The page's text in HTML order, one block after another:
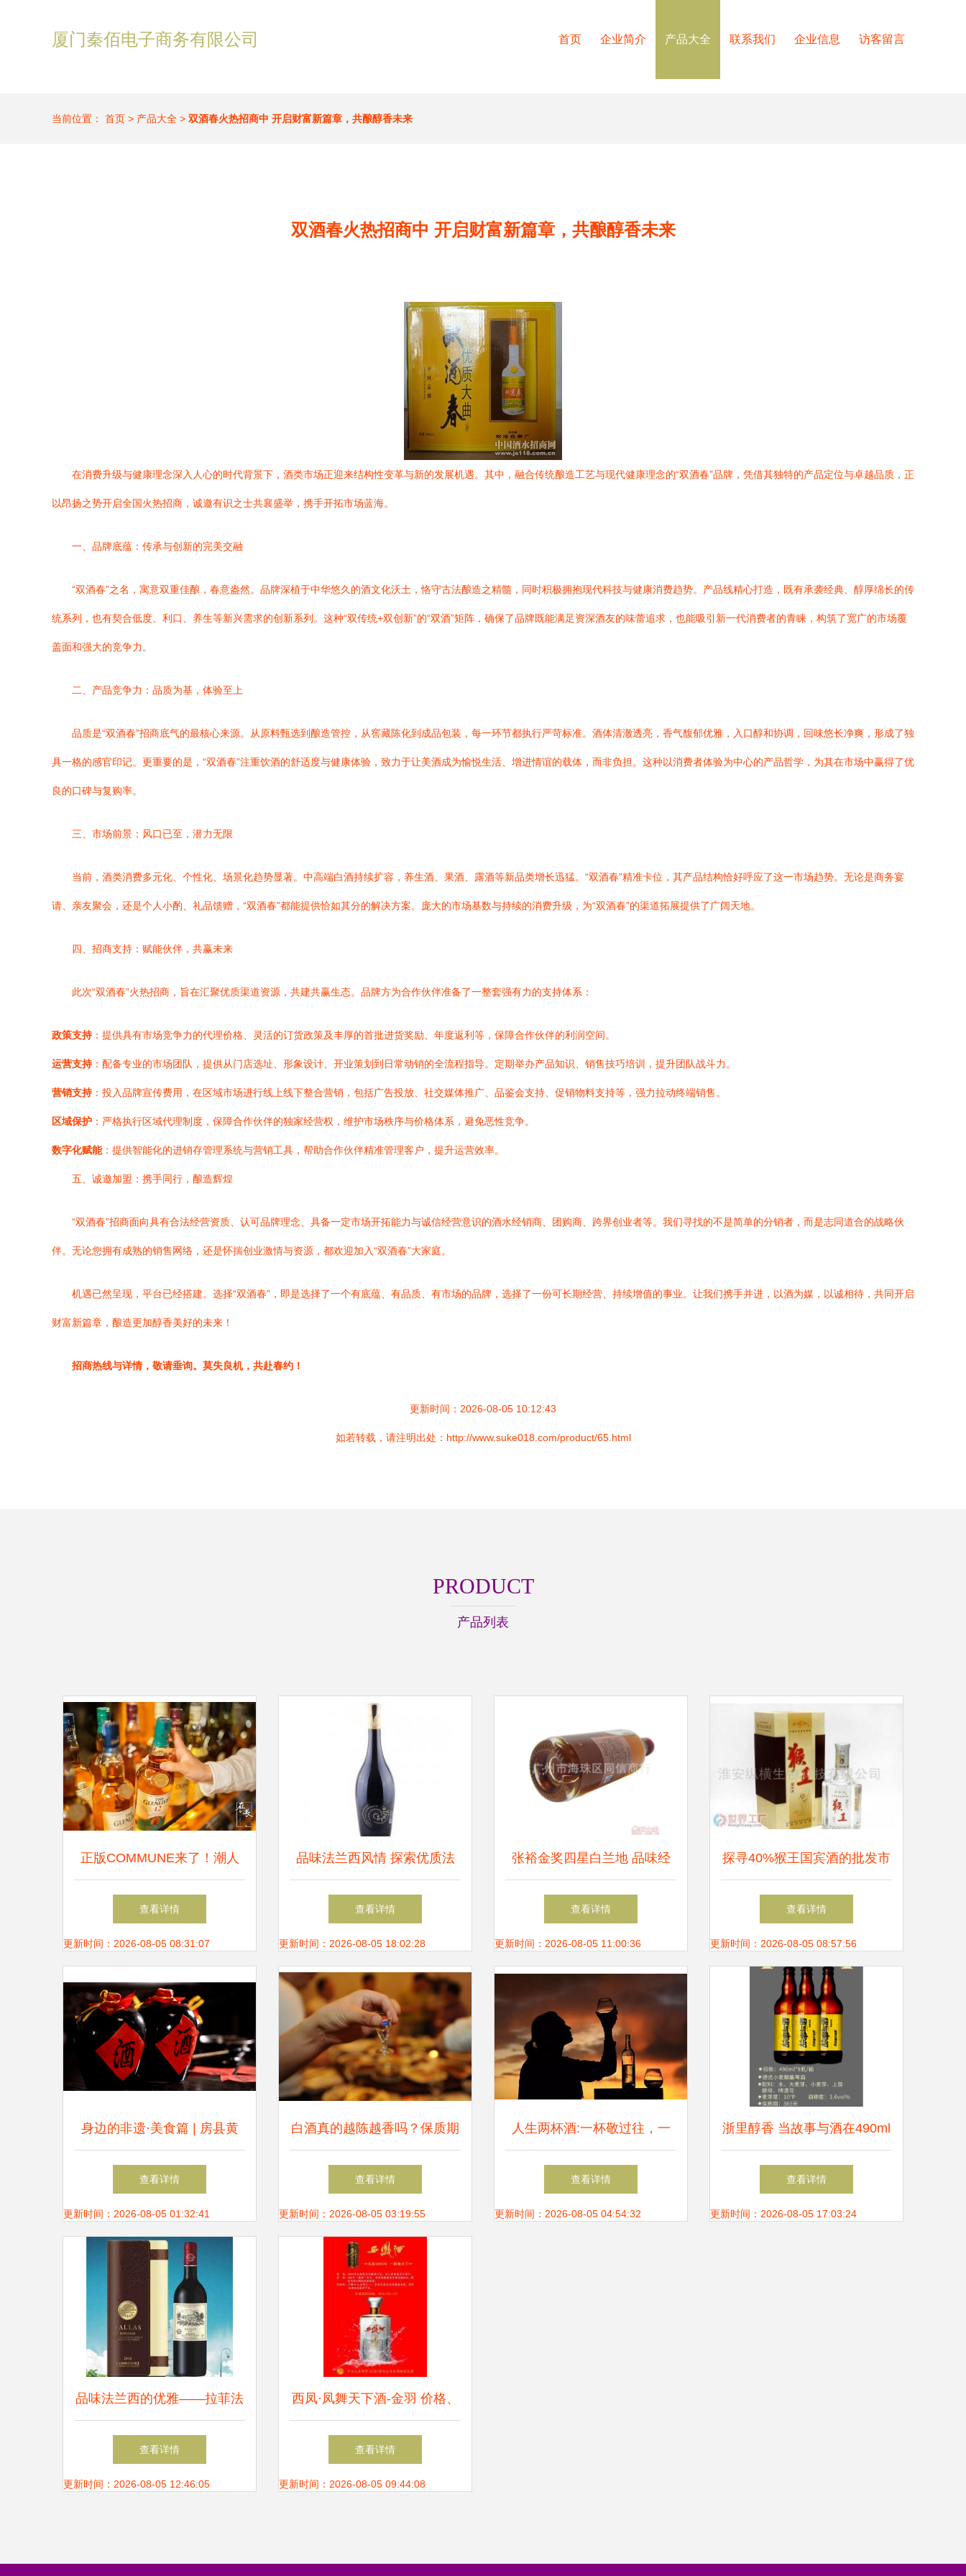
厦门秦佰电子商务有限公司 首页 企业简介 产品大全 联系我们 企业信息 访客留言
当前位置： 首页 > 产品大全 > 双酒春火热招商中 开启财富新篇章，共酿醇香未来
双酒春火热招商中 开启财富新篇章，共酿醇香未来
在消费升级与健康理念深入人心的时代背景下，酒类市场正迎来结构性变革与新的发展机遇。其中，融合传统酿造工艺与现代健康理念的“双酒春”品牌，凭借其独特的产品定位与卓越品质，正
以昂扬之势开启全国火热招商，诚邀有识之士共襄盛举，携手开拓市场蓝海。
一、品牌底蕴：传承与创新的完美交融
“双酒春”之名，寓意双重佳酿，春意盎然。品牌深植于中华悠久的酒文化沃土，恪守古法酿造之精髓，同时积极拥抱现代科技与健康消费趋势。产品线精心打造，既有承袭经典、醇厚绵长的传
统系列，也有契合低度、利口、养生等新兴需求的创新系列。这种“双传统+双创新”的“双酒”矩阵，确保了品牌既能满足资深酒友的味蕾追求，也能吸引新一代消费者的青睐，构筑了宽广的市场覆
盖面和强大的竞争力。
二、产品竞争力：品质为基，体验至上
品质是“双酒春”招商底气的最核心来源。从原料甄选到酿造管控，从窖藏陈化到成品包装，每一环节都执行严苛标准。酒体清澈透亮，香气馥郁优雅，入口醇和协调，回味悠长净爽，形成了独
具一格的感官印记。更重要的是，“双酒春”注重饮酒的舒适度与健康体验，致力于让美酒成为愉悦生活、增进情谊的载体，而非负担。这种以消费者体验为中心的产品哲学，为其在市场中赢得了优
良的口碑与复购率。
三、市场前景：风口已至，潜力无限
当前，酒类消费多元化、个性化、场景化趋势显著。中高端白酒持续扩容，养生酒、果酒、露酒等新品类增长迅猛。“双酒春”精准卡位，其产品结构恰好呼应了这一市场趋势。无论是商务宴
请、亲友聚会，还是个人小酌、礼品馈赠，“双酒春”都能提供恰如其分的解决方案。庞大的市场基数与持续的消费升级，为“双酒春”的渠道拓展提供了广阔天地。
四、招商支持：赋能伙伴，共赢未来
此次“双酒春”火热招商，旨在汇聚优质渠道资源，共建共赢生态。品牌方为合作伙伴准备了一整套强有力的支持体系：
政策支持：提供具有市场竞争力的代理价格、灵活的订货政策及丰厚的首批进货奖励、年度返利等，保障合作伙伴的利润空间。
运营支持：配备专业的市场团队，提供从门店选址、形象设计、开业策划到日常动销的全流程指导。定期举办产品知识、销售技巧培训，提升团队战斗力。
营销支持：投入品牌宣传费用，在区域市场进行线上线下整合营销，包括广告投放、社交媒体推广、品鉴会支持、促销物料支持等，强力拉动终端销售。
区域保护 ：严格执行区域代理制度，保障合作伙伴的独家经营权，维护市场秩序与价格体系，避免恶性竞争。
数字化赋能：提供智能化的进销存管理系统与营销工具，帮助合作伙伴精准管理客户，提升运营效率。
五、诚邀加盟：携手同行，酿造辉煌
“双酒春”招商面向具有合法经营资质、认可品牌理念、具备一定市场开拓能力与诚信经营意识的酒水经销商、团购商、跨界创业者等。我们寻找的不是简单的分销者，而是志同道合的战略伙
伴。无论您拥有成熟的销售网络，还是怀揣创业激情与资源，都欢迎加入“双酒春”大家庭。
机遇已然呈现，平台已经搭建。选择“双酒春”，即是选择了一个有底蕴、有品质、有市场的品牌，选择了一份可长期经营、持续增值的事业。让我们携手并进，以酒为媒，以诚相待，共同开启
财富新篇章，酿造更加醇香美好的未来！
招商热线与详情，敬请垂询。莫失良机，共赴春约！
更新时间：2026-08-05 10:12:43
如若转载，请注明出处：http://www.suke018.com/product/65.html
PRODUCT
产品列表
正版COMMUNE来了！潮人
最爱的餐酒Bar，High爆解放
西夜生活
查看详情
更新时间：2026-08-05 08:31:07
品味法兰西风情 探索优质法
国科罗纳干红葡萄酒的魅力
查看详情
更新时间：2026-08-05 18:02:28
张裕金奖四星白兰地 品味经
典，馈赠佳选——记广州市海
珠区同信商行新品小酒版
查看详情
更新时间：2026-08-05 11:00:36
探寻40%猴王国宾酒的批发市
场与厂家信息
查看详情
更新时间：2026-08-05 08:57:56
身边的非遗·美食篇 | 房县黄
酒“醉”人心
查看详情
更新时间：2026-08-05 01:32:41
白酒真的越陈越香吗？保质期
与最佳品饮期的科学解读
查看详情
更新时间：2026-08-05 03:19:55
人生两杯酒:一杯敬过往，一
杯敬明天
查看详情
更新时间：2026-08-05 04:54:32
浙里醇香 当故事与酒在490ml
瓶中共舞——德行小麦精酿与
果味精酿的匠心酿制
查看详情
更新时间：2026-08-05 17:03:24
品味法兰西的优雅——拉菲法
拉斯美乐干红葡萄酒探析
查看详情
更新时间：2026-08-05 12:46:05
西凤·凤舞天下酒-金羽 价格、
厂家及世界工厂网产品信息库
全解析
查看详情
更新时间：2026-08-05 09:44:08